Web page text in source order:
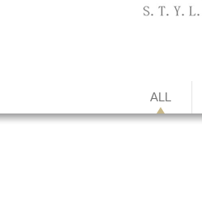
ALL